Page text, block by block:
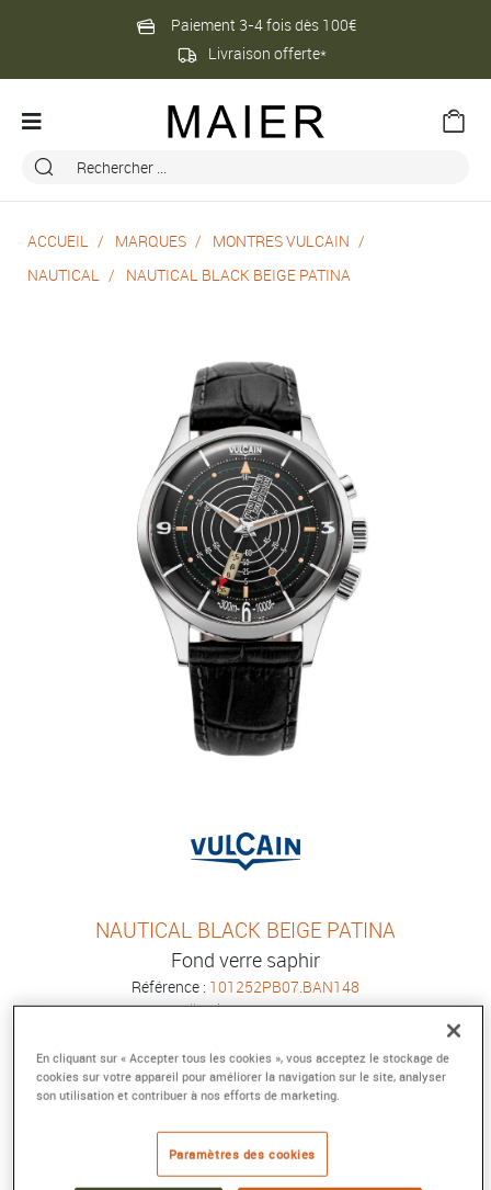
Paiement 3-4 fois dès 100€
Livraison offerte*
ACCUEIL MARQUES
MONTRES VULCAIN
NAUTICAL
NAUTICAL BLACK BEIGE PATINA
NAUTICAL BLACK BEIGE PATINA
Fond verre saphir
Référence : 101252PB07.BAN148
Collection :NAUTICAL
4 970 €
Délai moyen de livraison : 5 jour(s)
En cliquant sur « Accepter tous les cookies », vous acceptez le stockage de
cookies sur votre appareil pour améliorer la navigation sur le site, analyser
son utilisation et contribuer à nos efforts de marketing.
Paramètres des cookies